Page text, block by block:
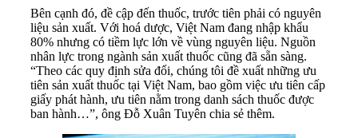
Bên cạnh đó, đề cập đến thuốc, trước tiên phải có nguyên
liệu sản xuất. Với hoá dược, Việt Nam đang nhập khẩu
80% nhưng có tiềm lực lớn về vùng nguyên liệu. Nguồn
nhân lực trong ngành sản xuất thuốc cũng đã sẵn sàng.
“Theo các quy định sửa đổi, chúng tôi đề xuất những ưu
tiên sản xuất thuốc tại Việt Nam, bao gồm việc ưu tiên cấp
giấy phát hành, ưu tiên nằm trong danh sách thuốc được
ban hành…”, ông Đỗ Xuân Tuyên chia sẻ thêm.